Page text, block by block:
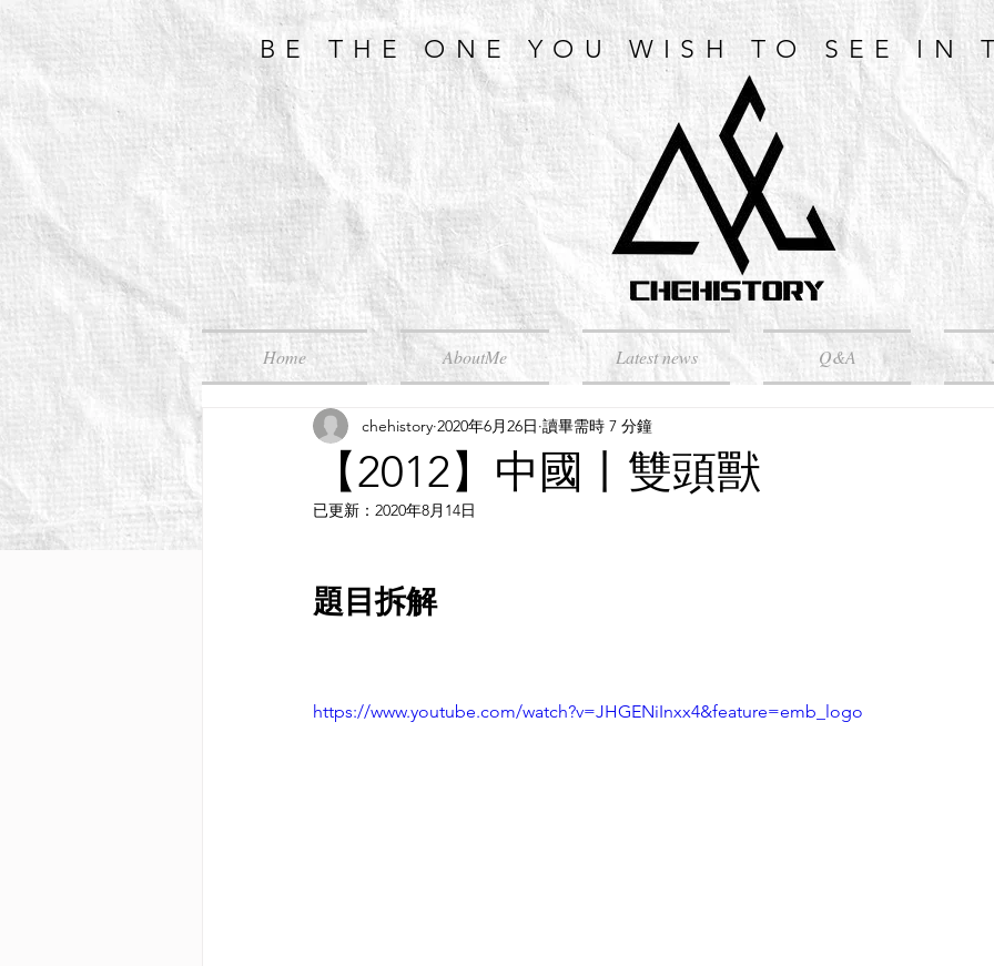
BE THE ONE YOU WISH TO SEE IN
Home AboutMe Latest news Q&A
【2012】中國丨雙頭獸
chehistory 2020年6月26日 讀畢需時 7 分鐘
已更新： 2020年8月14日
題目拆解
https://www.youtube.com/watch?v=JHGENiInxx4&feature=emb_logo